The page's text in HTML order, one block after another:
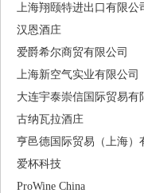
上海翔颐特进出口有限公
汉恩酒庄
爱爵希尔商贸有限公司
上海新空气实业有限公司
大连宇泰崇信国际贸易有
古纳瓦拉酒庄
亨邑德国际贸易（上海）
爱杯科技
ProWine China